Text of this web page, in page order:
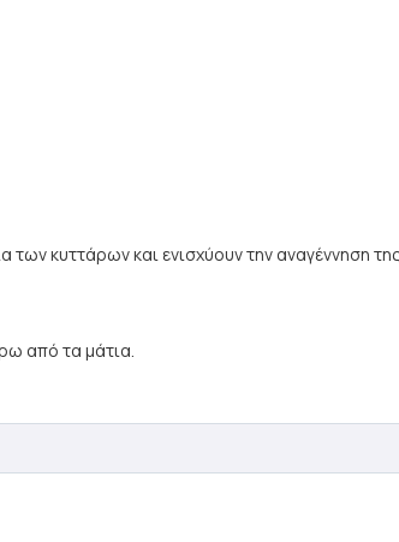
κυττάρων και ενισχύουν την αναγέννηση
από τα μάτια.